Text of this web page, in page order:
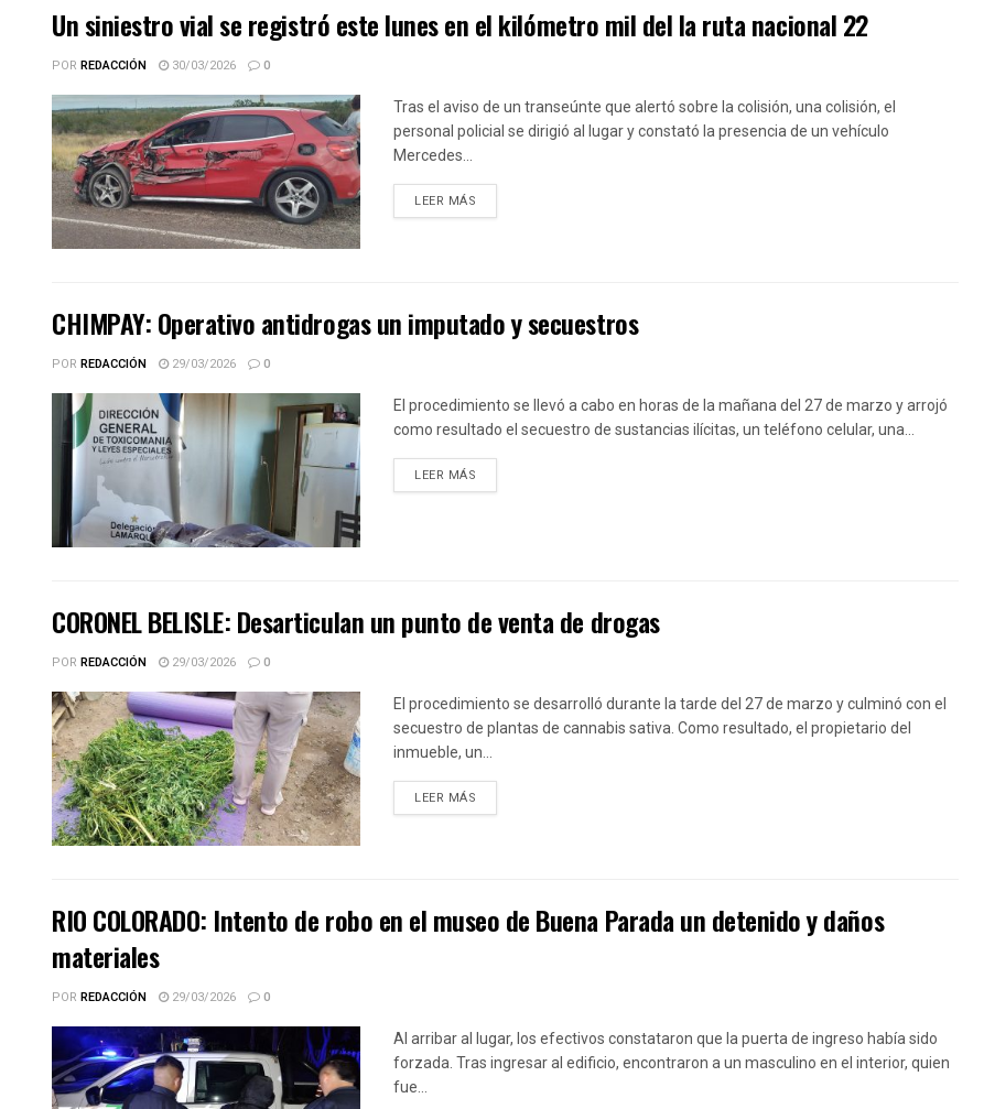
Un siniestro vial se registró este lunes en el kilómetro mil del la ruta nacional 22
POR REDACCIÓN 30/03/2026 0
Tras el aviso de un transeúnte que alertó sobre la colisión, una colisión, el
personal policial se dirigió al lugar y constató la presencia de un vehículo
Mercedes...
LEER MÁS
CHIMPAY: Operativo antidrogas un imputado y secuestros
POR REDACCIÓN 29/03/2026 0
El procedimiento se llevó a cabo en horas de la mañana del 27 de marzo y arrojó
como resultado el secuestro de sustancias ilícitas, un teléfono celular, una...
LEER MÁS
CORONEL BELISLE: Desarticulan un punto de venta de drogas
POR REDACCIÓN 29/03/2026 0
El procedimiento se desarrolló durante la tarde del 27 de marzo y culminó con el
secuestro de plantas de cannabis sativa. Como resultado, el propietario del
inmueble, un...
LEER MÁS
RIO COLORADO: Intento de robo en el museo de Buena Parada un detenido y daños
materiales
POR REDACCIÓN 29/03/2026 0
Al arribar al lugar, los efectivos constataron que la puerta de ingreso había sido
forzada. Tras ingresar al edificio, encontraron a un masculino en el interior, quien
fue...